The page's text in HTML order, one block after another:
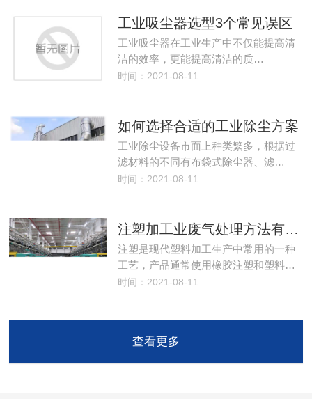
工业吸尘器选型3个常见误区
工业吸尘器在工业生产中不仅能提高清
洁的效率，更能提高清洁的质…
时间：2021-08-11
如何选择合适的工业除尘方案
工业除尘设备市面上种类繁多，根据过
滤材料的不同有布袋式除尘器、滤…
时间：2021-08-11
注塑加工业废气处理方法有哪些？
注塑是现代塑料加工生产中常用的一种
工艺，产品通常使用橡胶注塑和塑料…
时间：2021-08-11
查看更多